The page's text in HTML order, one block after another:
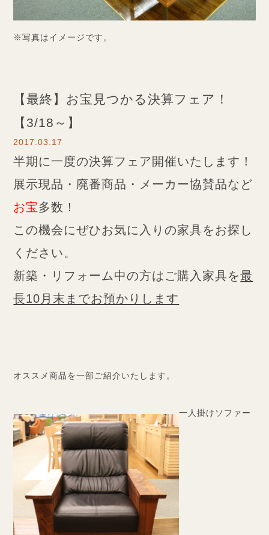
※写真はイメージです。
【最終】お宝見つかる決算フェア！
【3/18～】
2017.03.17
半期に一度の決算フェア開催いたします！
展示現品・廃番商品・メーカー協賛品など
お宝多数！
この機会にぜひお気に入りの家具をお探し
ください。
新築・リフォーム中の方はご購入家具を最
長10月末までお預かりします
オススメ商品を一部ご紹介いたします。
一人掛けソファー